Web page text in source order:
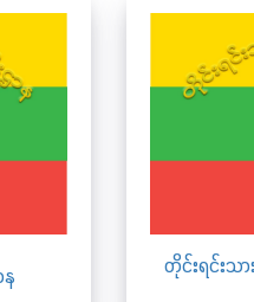
တိုင်းရင်းသ